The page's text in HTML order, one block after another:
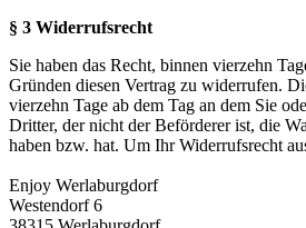
§ 3 Widerrufsrecht
Sie haben das Recht, binnen vierzehn
Gründen diesen Vertrag zu widerrufen.
vierzehn Tage ab dem Tag an dem Sie
Dritter, der nicht der Beförderer ist, die
haben bzw. hat. Um Ihr Widerrufsrecht
Enjoy Werlaburgdorf
Westendorf 6